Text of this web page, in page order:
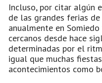
Incluso, por citar algún
de las grandes ferias
anualmente en
cercanos desde hace
determinadas por el
igual que muchas
acontecimientos como